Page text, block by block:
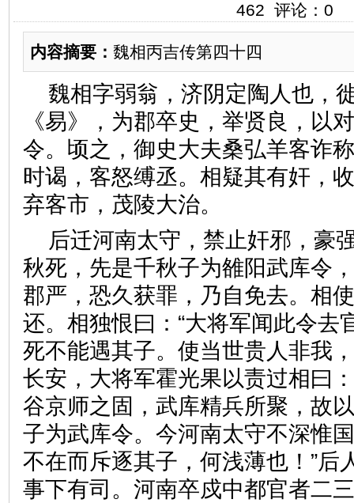
462 评论： 0
内容摘要： 魏相丙吉传第四十四
魏相字弱翁，济阴定陶人也，
《易》，为郡卒史，举贤良，以
令。顷之，御史大夫桑弘羊客诈
时谒，客怒缚丞。相疑其有奸，
弃客市，茂陵大治。
后迁河南太守，禁止奸邪，豪
秋死，先是千秋子为雒阳武库令
郡严，恐久获罪，乃自免去。相
还。相独恨曰：“大将军闻此令去
死不能遇其子。使当世贵人非我
长安，大将军霍光果以责过相曰
谷京师之固，武库精兵所聚，故
子为武库令。今河南太守不深惟
不在而斥逐其子，何浅薄也！”后
事下有司。河南卒戍中都官者二